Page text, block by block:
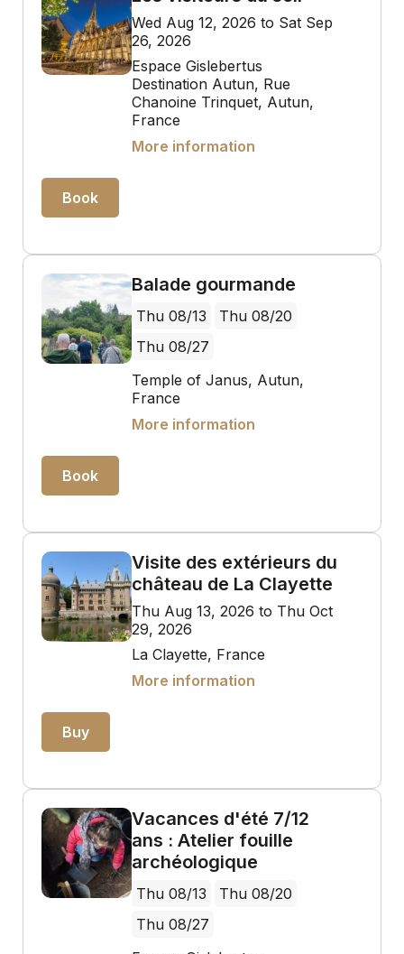
Wed Aug 12, 2026 to Sat Sep
26, 2026
Espace Gislebertus
Destination Autun, Rue
Chanoine Trinquet, Autun,
France
More information
Book
Balade gourmande
Thu 08/13
Thu 08/20
Thu 08/27
Temple of Janus, Autun,
France
More information
Book
Visite des extérieurs du
château de La Clayette
Thu Aug 13, 2026 to Thu Oct
29, 2026
La Clayette, France
More information
Buy
Vacances d'été 7/12
ans : Atelier fouille
archéologique
Thu 08/13
Thu 08/20
Thu 08/27